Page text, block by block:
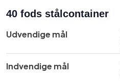
40 fods stålcontainer
Udvendige mål​
Indvendige mål​